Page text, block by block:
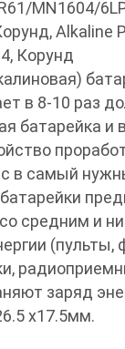
MN1604/
Alkaline
Корунд
в 8-10 раз
батарейка и
в самый
средним и
(пульты,
заряд
x17.5мм.